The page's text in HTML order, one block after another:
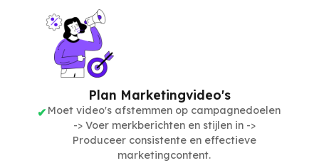
Plan Marketingvideo's
Moet video's afstemmen op campagnedoelen
-> Voer merkberichten en stijlen in ->
Produceer consistente en effectieve
marketingcontent.